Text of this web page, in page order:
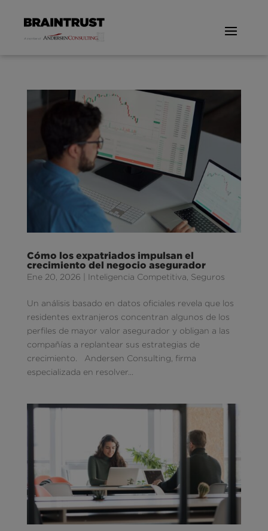
Cómo los expatriados impulsan el
crecimiento del negocio asegurador
Ene 20, 2026 Inteligencia Competitiva Seguros
Un análisis basado en datos oficiales revela que los
residentes extranjeros concentran algunos de los
perfiles de mayor valor asegurador y obligan a las
compañías a replantear sus estrategias de
crecimiento. Andersen Consulting, firma
especializada en resolver...